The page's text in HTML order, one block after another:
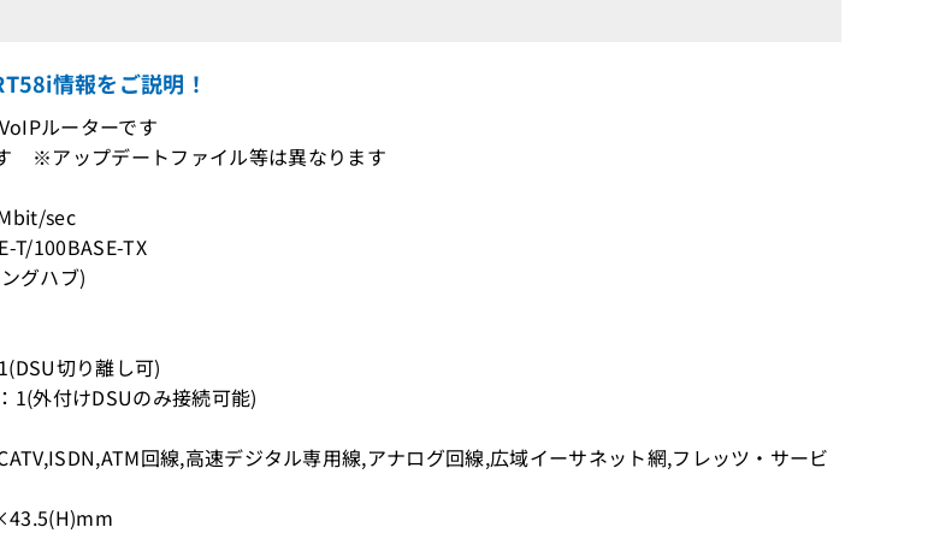
情報をご説明！
ルーターです
※アップデートファイル等は異なります
sec
T/100BASE-TX
グハブ)
切り離し可)
1(外付けDSUのみ接続可能)
回線,高速デジタル専用線,アナログ回線,広域イーサネット網,フレッツ・サービ